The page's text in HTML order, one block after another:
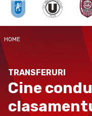
HOME
TRANSFERURI
Cine